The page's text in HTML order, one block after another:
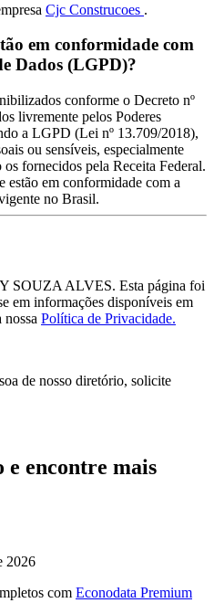
Cjc Construcoes .
em conformidade com
Dados (LGPD)?
conforme o Decreto nº
livremente pelos Poderes
a LGPD (Lei nº 13.709/2018),
ou sensíveis, especialmente
fornecidos pela Receita Federal.
estão em conformidade com a
no Brasil.
SOUZA ALVES. Esta página foi
em informações disponíveis em
nossa Política de Privacidade.
de nosso diretório, solicite
e encontre mais
2026
com Econodata Premium